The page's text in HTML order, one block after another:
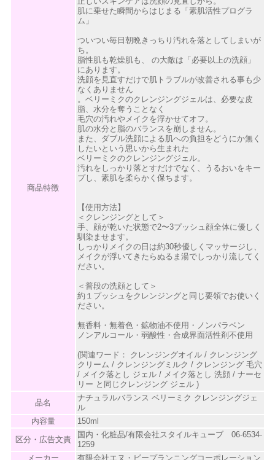
商品特徴
肌に乗せた瞬間からはじまる「素肌活性プログラ
ム」
ついつい毎日朝晩きっちり汚れを落としてしまいが
ち。
脂性肌も乾燥肌も、 の大敵は「必要以上の洗顔」
にあります。
洗顔を見直すだけで肌トラブルが改善される事も少
なくありません
。ベリーミクのクレンジングジェルは、必要な皮
脂、水分を奪うことなく
毛穴の汚れやメイクを浮かせてオフ。
肌の水分と脂のバランスを崩しません。
また、ダブル洗顔による肌への負担をどうにか無く
したいという思いから生まれた
ベリーミクのクレンジングジェル。
汚れをしっかり落とすだけでなく、うるおいをキー
プし、素肌を柔らかく保ちます。
【使用方法】
＜クレンジングとして＞
手、顔が乾いた状態で2〜3プッシュ顔全体に優しく
馴染ませます。
しっかりメイクの日は約30秒優しくマッサージし、
メイクが浮いてきたらぬるま湯でしっかり流してく
ださい。
＜普段の洗顔として＞
約１プッシュをクレンジングと同じ要領でお使いく
ださい。
無香料・無着色・鉱物油不使用・ノンパラベン
ノンアルコール・弱酸性・合成界面活性剤不使用
(関連ワード： クレンジングオイル / クレンジング
クリーム / クレンジングミルク / クレンジング 毛穴
/ メイク落とし ジェル / メイク落とし 洗顔 / ナーセ
リー と同じクレンジング ジェル )
品名
ナチュラルバランス ベリーミク クレンジングジェ
ル
内容量
150ml
区分・広告文責
国内・化粧品/有限会社スタイルキューブ 06-6534-
1259
メーカー
有限会社エヌ・ビープランニングコーポレーション